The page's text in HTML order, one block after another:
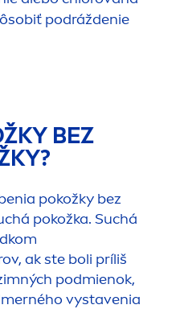
podráždenie
BEZ
pokožky bez
pokožka. Suchá
ak ste boli príliš
podmienok,
vystavenia